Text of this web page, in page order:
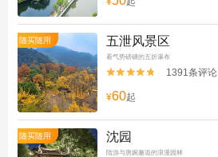
随买随用 五泄风景区
看气势磅礴的五折瀑布

 1391条评论
¥60起
随买随用 沈园
陆游与唐婉邂逅的浪漫园林